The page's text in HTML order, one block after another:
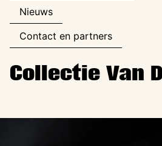
Nieuws
Contact en partners
Collectie Van